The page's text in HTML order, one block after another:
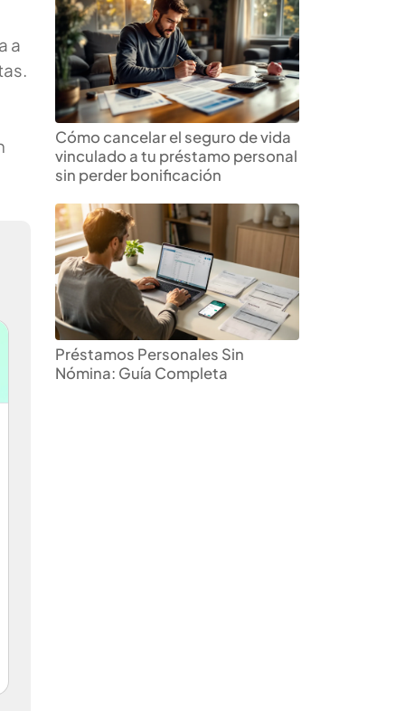
a
Cómo cancelar el seguro de vida
vinculado a tu préstamo personal
sin perder bonificación
Préstamos Personales Sin
Nómina: Guía Completa